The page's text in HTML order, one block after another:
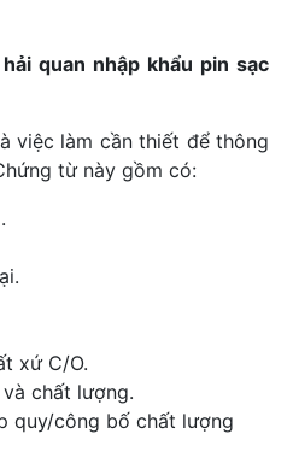
quan nhập khẩu pin sạc
việc làm cần thiết để thông
từ này gồm có:
xứ C/O.
chất lượng.
quy/công bố chất lượng